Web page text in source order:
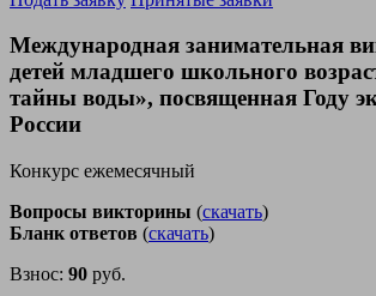
Международная занимательная
детей младшего школьного
тайны воды», посвященная Году
России
Конкурс ежемесячный
Вопросы викторины (скачать)
Бланк ответов (скачать)
Взнос: 90 руб.